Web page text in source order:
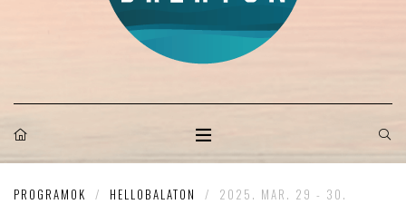
PROGRAMOK / HELLOBALATON / 2025. MAR. 29 - 30.